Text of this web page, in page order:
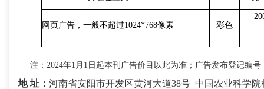
网页广告 ， 一般不超过1024*768像素 彩色
2
注： 2024年1 月 1 日起本刊广告价目以此为准； 广告发布登记编号
地 址： 河南省安阳市开发区黄河大道38号 中国农业科学院